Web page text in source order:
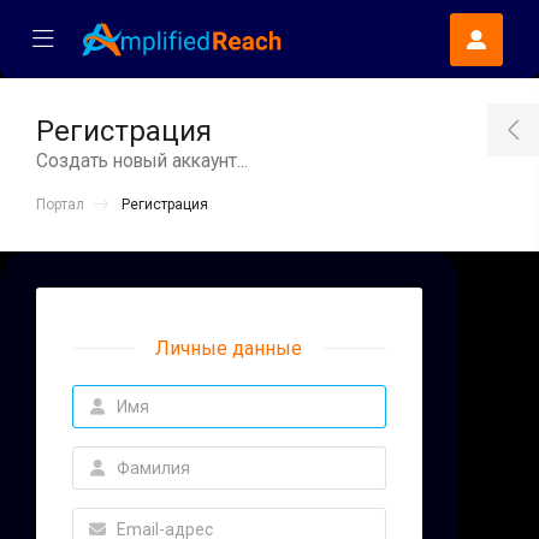
Mobile Menu
Mobile Menu
Регистрация
Создать новый аккаунт...
Портал Регистрация
Личные данные